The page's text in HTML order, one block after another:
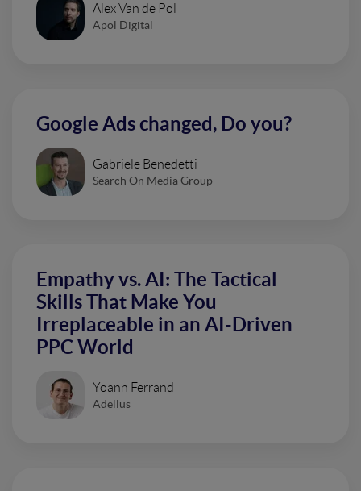
Alex Van de Pol
Apol Digital
Google Ads changed, Do you?
Gabriele Benedetti
Search On Media Group
Empathy vs. AI: The Tactical
Skills That Make You
Irreplaceable in an AI-Driven
PPC World
Yoann Ferrand
Adellus